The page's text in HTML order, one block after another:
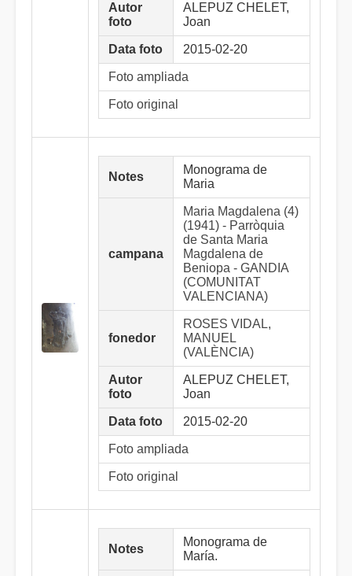
Autor
foto
ALEPUZ CHELET,
Joan
Data foto 2015-02-20
Foto ampliada
Foto original
Notes
Monograma de
Maria
campana
Maria Magdalena (4)
(1941) - Parròquia
de Santa Maria
Magdalena de
Beniopa - GANDIA
(COMUNITAT
VALENCIANA)
fonedor
ROSES VIDAL,
MANUEL
(VALÈNCIA)
Autor
foto
ALEPUZ CHELET,
Joan
Data foto 2015-02-20
Foto ampliada
Foto original
Notes
Monograma de
María.